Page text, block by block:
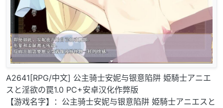
A2641[RPG/中文] 公主骑士安妮与银意陷阱 姫騎士アニエ
スと淫欲の罠1.0 PC+安卓汉化作弊版
【游戏名字】：公主骑士安妮与银意陷阱 姫騎士アニエスと